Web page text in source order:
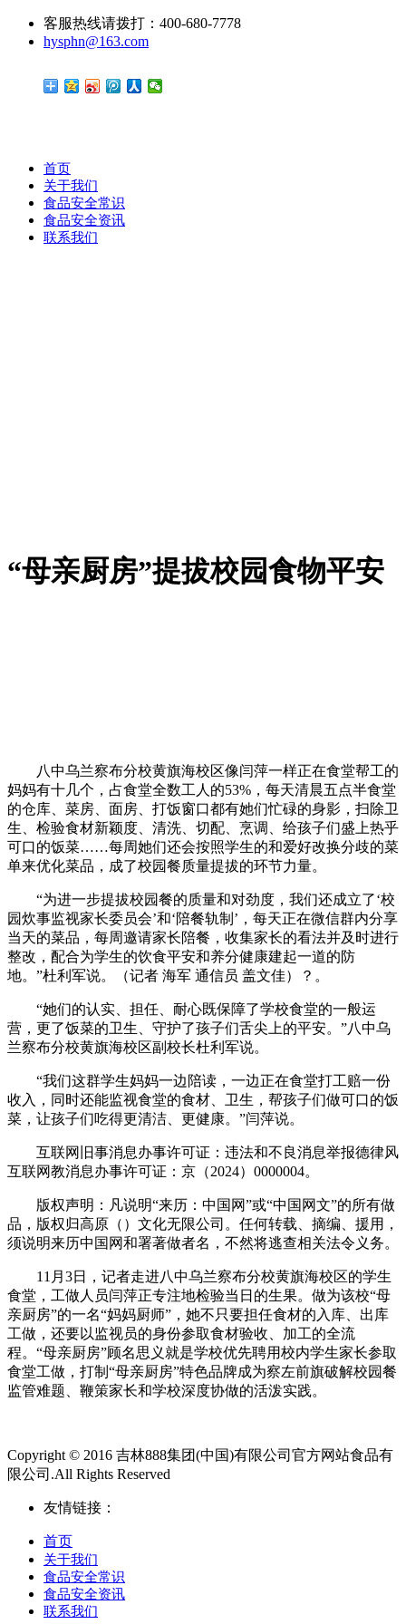
客服热线请拨打：400-680-7778
hysphn@163.com
首页
关于我们
食品安全常识
食品安全资讯
联系我们
“母亲厨房”提拔校园食物平安
八中乌兰察布分校黄旗海校区像闫萍一样正在食堂帮工的
妈妈有十几个，占食堂全数工人的53%，每天清晨五点半食堂
的仓库、菜房、面房、打饭窗口都有她们忙碌的身影，扫除卫
生、检验食材新颖度、清洗、切配、烹调、给孩子们盛上热乎
可口的饭菜……每周她们还会按照学生的和爱好改换分歧的菜
单来优化菜品，成了校园餐质量提拔的环节力量。
“为进一步提拔校园餐的质量和对劲度，我们还成立了‘校
园炊事监视家长委员会’和‘陪餐轨制’，每天正在微信群内分享
当天的菜品，每周邀请家长陪餐，收集家长的看法并及时进行
整改，配合为学生的饮食平安和养分健康建起一道的防
地。”杜利军说。（记者 海军 通信员 盖文佳）？。
“她们的认实、担任、耐心既保障了学校食堂的一般运
营，更了饭菜的卫生、守护了孩子们舌尖上的平安。”八中乌
兰察布分校黄旗海校区副校长杜利军说。
“我们这群学生妈妈一边陪读，一边正在食堂打工赔一份
收入，同时还能监视食堂的食材、卫生，帮孩子们做可口的饭
菜，让孩子们吃得更清洁、更健康。”闫萍说。
互联网旧事消息办事许可证：违法和不良消息举报德律风
互联网教消息办事许可证：京（2024）0000004。
版权声明：凡说明“来历：中国网”或“中国网文”的所有做
品，版权归高原（）文化无限公司。任何转载、摘编、援用，
须说明来历中国网和署著做者名，不然将逃查相关法令义务。
11月3日，记者走进八中乌兰察布分校黄旗海校区的学生
食堂，工做人员闫萍正专注地检验当日的生果。做为该校“母
亲厨房”的一名“妈妈厨师”，她不只要担任食材的入库、出库
工做，还要以监视员的身份参取食材验收、加工的全流
程。“母亲厨房”顾名思义就是学校优先聘用校内学生家长参取
食堂工做，打制“母亲厨房”特色品牌成为察左前旗破解校园餐
监管难题、鞭策家长和学校深度协做的活泼实践。
Copyright © 2016 吉林888集团(中国)有限公司官方网站食品有
限公司.All Rights Reserved
友情链接：
首页
关于我们
食品安全常识
食品安全资讯
联系我们